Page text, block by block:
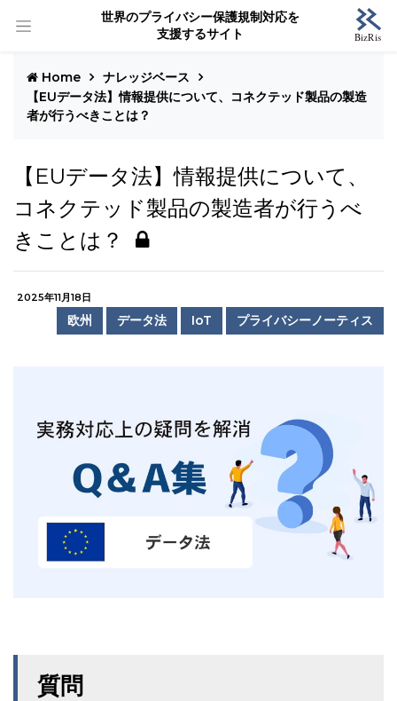
世界のプライバシー保護規制対応を
支援するサイト
Home
ナレッジベース
【EUデータ法】情報提供について、コネクテッド製品の製造
者が行うべきことは？
【EUデータ法】情報提供について、
コネクテッド製品の製造者が行うべ
きことは？
2025年11月18日
欧州 データ法 IoT プライバシーノーティス
質問